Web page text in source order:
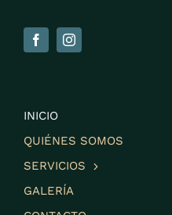
INICIO
QUIÉNES SOMOS
SERVICIOS
GALERÍA